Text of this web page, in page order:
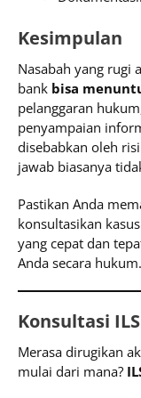
Kesimpulan
Nasabah yang rugi
bank bisa
pelanggaran
penyampaian
disebabkan oleh
jawab biasanya
Pastikan Anda
konsultasikan
yang cepat dan
Anda secara hukum.
Konsultasi
Merasa dirugikan
mulai dari mana?